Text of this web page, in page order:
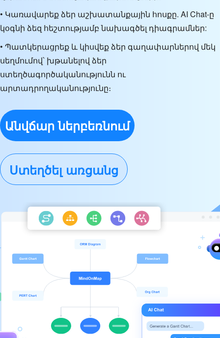
• Կառավարեք ձեր աշխատանքային հոսքը. AI Chat-ը
կօգնի ձեզ հեշտությամբ նախագծել դիագրամներ:
• Պատկերացրեք և կիսվեք ձեր գաղափարներով մեկ
սեղմումով՝ խթանելով ձեր
ստեղծագործականությունն ու
արտադրողականությունը։
Անվճար ներբեռնում
Ստեղծել առցանց